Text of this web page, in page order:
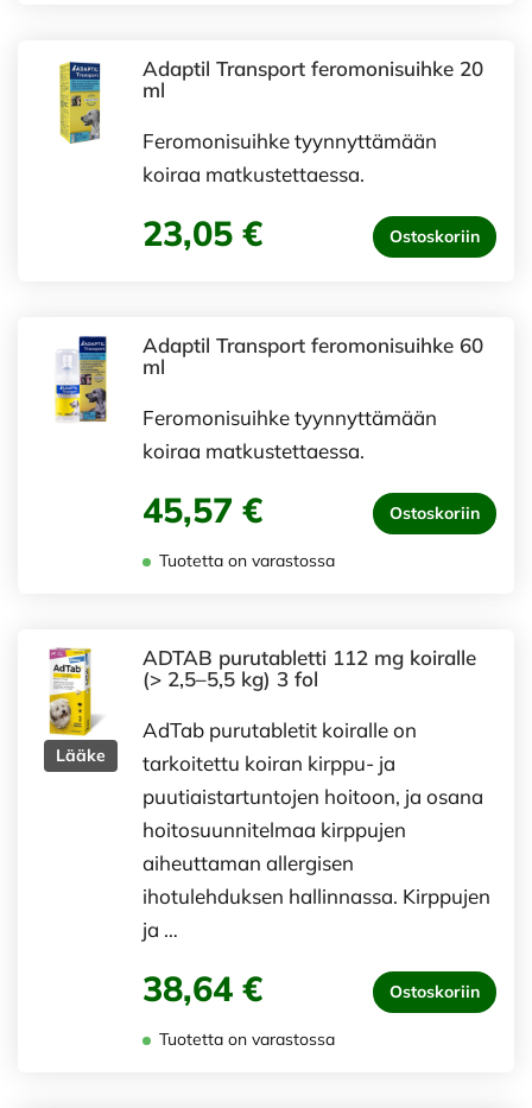
Adaptil Transport feromonisuihke 20
ml
Feromonisuihke tyynnyttämään
koiraa matkustettaessa.
23,05 € Ostoskoriin
Adaptil Transport feromonisuihke 60
ml
Feromonisuihke tyynnyttämään
koiraa matkustettaessa.
45,57 € Ostoskoriin
Tuotetta on varastossa
Lääke
ADTAB purutabletti 112 mg koiralle
(> 2,5–5,5 kg) 3 fol
AdTab purutabletit koiralle on
tarkoitettu koiran kirppu- ja
puutiaistartuntojen hoitoon, ja osana
hoitosuunnitelmaa kirppujen
aiheuttaman allergisen
ihotulehduksen hallinnassa. Kirppujen
ja …
38,64 € Ostoskoriin
Tuotetta on varastossa